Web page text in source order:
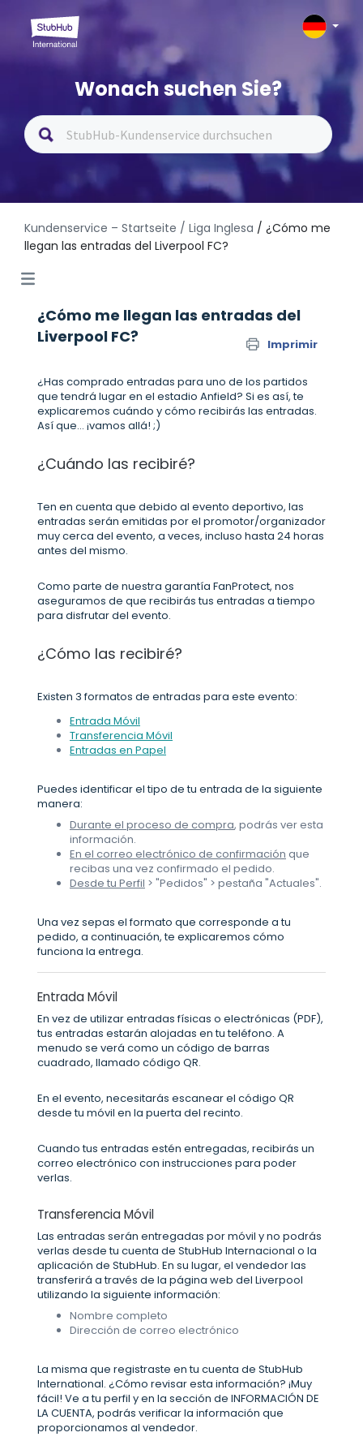
Wonach suchen Sie?
Kundenservice – Startseite / Liga Inglesa / ¿Cómo me
llegan las entradas del Liverpool FC?
¿Cómo me llegan las entradas del
Liverpool FC?
Imprimir
¿Has comprado entradas para uno de los partidos
que tendrá lugar en el estadio Anfield? Si es así, te
explicaremos cuándo y cómo recibirás las entradas.
Así que... ¡vamos allá! ;)
¿Cuándo las recibiré?
Ten en cuenta que debido al evento deportivo, las
entradas serán emitidas por el promotor/organizador
muy cerca del evento, a veces, incluso hasta 24 horas
antes del mismo.
Como parte de nuestra garantía FanProtect, nos
aseguramos de que recibirás tus entradas a tiempo
para disfrutar del evento.
¿Cómo las recibiré?
Existen 3 formatos de entradas para este evento:
Entrada Móvil
Transferencia Móvil
Entradas en Papel
Puedes identificar el tipo de tu entrada de la siguiente
manera:
Durante el proceso de compra, podrás ver esta
información.
En el correo electrónico de confirmación que
recibas una vez confirmado el pedido.
Desde tu Perfil > "Pedidos" > pestaña "Actuales".
Una vez sepas el formato que corresponde a tu
pedido, a continuación, te explicaremos cómo
funciona la entrega.
Entrada Móvil
En vez de utilizar entradas físicas o electrónicas (PDF),
tus entradas estarán alojadas en tu teléfono. A
menudo se verá como un código de barras
cuadrado, llamado código QR.
En el evento, necesitarás escanear el código QR
desde tu móvil en la puerta del recinto.
Cuando tus entradas estén entregadas, recibirás un
correo electrónico con instrucciones para poder
verlas.
Transferencia Móvil
Las entradas serán entregadas por móvil y no podrás
verlas desde tu cuenta de StubHub Internacional o la
aplicación de StubHub. En su lugar, el vendedor las
transferirá a través de la página web del Liverpool
utilizando la siguiente información:
Nombre completo
Dirección de correo electrónico
La misma que registraste en tu cuenta de StubHub
International. ¿Cómo revisar esta información? ¡Muy
fácil! Ve a tu perfil y en la sección de INFORMACIÓN DE
LA CUENTA, podrás verificar la información que
proporcionamos al vendedor.